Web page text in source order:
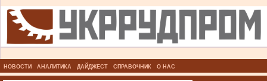
НОВОСТИ АНАЛИТИКА ДАЙДЖЕСТ СПРАВОЧНИК О НАС